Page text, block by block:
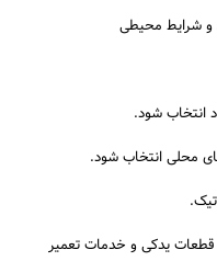
و شرایط محیطی
انتخاب شود.
محلی انتخاب شود.
یدکی و خدمات تعمیر